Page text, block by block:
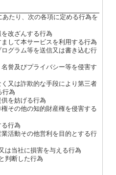
たり、次の各項に定める行為を
を改ざんする行為
して本サービスを利用する行為
ログラム等を送信又は書き込む行
誉及びプライバシー等を侵害す
く又は詐欺的な手段により第三者
行為
供を妨げる行為
その他の知的財産権を侵害する
る行為
業活動その他営利を目的とする行
は当社に損害を与える行為
判断した行為